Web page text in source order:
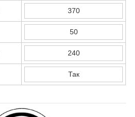
370
50
240
Так